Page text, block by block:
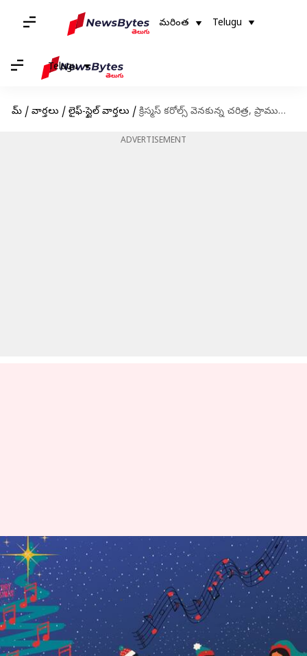
మరింత Telugu
Telugu
హోమ్ / వార్తలు / లైఫ్-స్టైల్ వార్తలు / క్రిస్మస్ కరోల్స్ వెనకున్న చరిత్ర, ప్రాముఖ్యత
ADVERTISEMENT
క్రిస్మస్ కరోల్స్ వెనకున్న చరిత్ర,
ప్రాముఖ్యత
వ్రాసిన వారు Nishkala Sathivada Dec 23, 2022 03:03 pm
ఈ వార్తాకథనం ఏంటి